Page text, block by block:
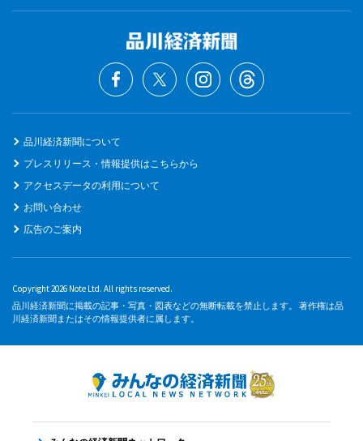
品川経済新聞について
プレスリリース・情報提供はこちらから
アクセスデータの利用について
お問い合わせ
広告のご案内
Copyright 2026 Note Ltd. All rights reserved.
品川経済新聞に掲載の記事・写真・図表などの無断転載を禁止します。 著作権は品
川経済新聞またはその情報提供者に属します。